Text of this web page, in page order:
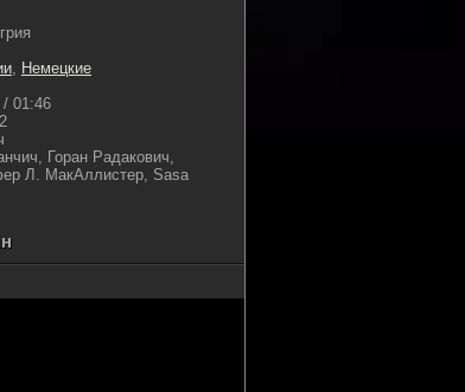
, Немецкие
01:46
Горан Радакович,
Л. МакАллистер, Sasa